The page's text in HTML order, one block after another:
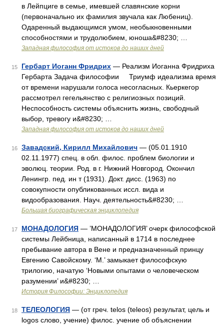
в Лейпциге в семье, имевшей славянские корни
(первоначально их фамилия звучала как Любениц).
Одаренный выдающимся умом, необыкновенными
способностями и трудолюбием, юноша&#8230; …
Западная философия от истоков до наших дней
15 Гербарт Иоганн Фридрих — Реализм Иоганна Фридриха
Гербарта Задача философии Триумф идеализма время
от времени нарушали голоса несогласных. Кьеркегор
рассмотрел гегельянство с религиозных позиций.
Неспособность системы объяснить жизнь, свободный
выбор, тревогу и&#8230; …
Западная философия от истоков до наших дней
16 Завадский, Кирилл Михайлович — (05.01.1910
02.11.1977) спец. в обл. филос. проблем биологии и
эволюц. теории. Род. в г. Нижний Новгород. Окончил
Ленингр. пед. ин т (1931). Докт. дисс. (1963) по
совокупности опубликованных иссл. вида и
видообразования. Науч. деятельность&#8230; …
Большая биографическая энциклопедия
17 МОНАДОЛОГИЯ — ’МОНАДОЛОГИЯ’ очерк философской
системы Лейбница, написанный в 1714 в последнее
пребывание автора в Вене и предназначенный принцу
Евгению Савойскому. ‘М.’ замыкает философскую
трилогию, начатую ‘Новыми опытами о человеческом
разумении’ и&#8230; …
История Философии: Энциклопедия
18 ТЕЛЕОЛОГИЯ — (от греч. telos (teleos) результат, цель и
logos слово, учение) филос. учение об объяснении